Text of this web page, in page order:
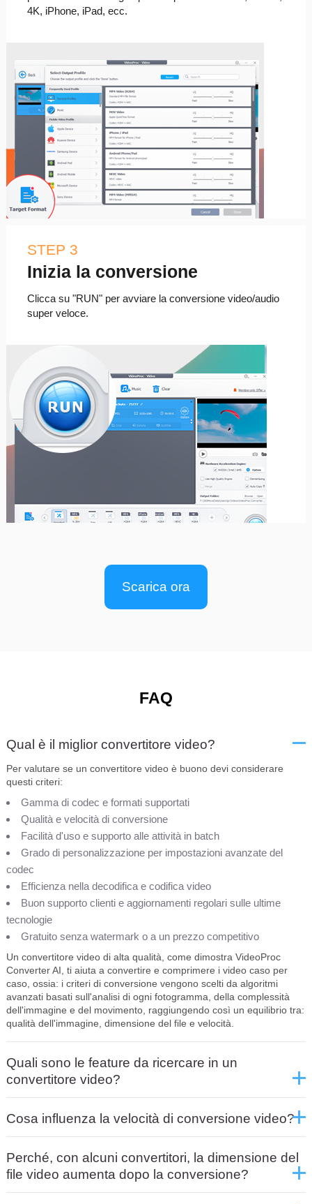
4K, iPhone, iPad, ecc.
STEP 3
Inizia la conversione
Clicca su "RUN" per avviare la conversione video/audio
super veloce.
Scarica ora
FAQ
Qual è il miglior convertitore video?
Per valutare se un convertitore video è buono devi considerare
questi criteri:
Gamma di codec e formati supportati
Qualità e velocità di conversione
Facilità d'uso e supporto alle attività in batch
Grado di personalizzazione per impostazioni avanzate del
codec
Efficienza nella decodifica e codifica video
Buon supporto clienti e aggiornamenti regolari sulle ultime
tecnologie
Gratuito senza watermark o a un prezzo competitivo
Un convertitore video di alta qualità, come dimostra VideoProc
Converter AI, ti aiuta a convertire e comprimere i video caso per
caso, ossia: i criteri di conversione vengono scelti da algoritmi
avanzati basati sull'analisi di ogni fotogramma, della complessità
dell'immagine e del movimento, raggiungendo così un equilibrio tra:
qualità dell'immagine, dimensione del file e velocità.
Quali sono le feature da ricercare in un
convertitore video?
Cosa influenza la velocità di conversione video?
Perché, con alcuni convertitori, la dimensione del
file video aumenta dopo la conversione?